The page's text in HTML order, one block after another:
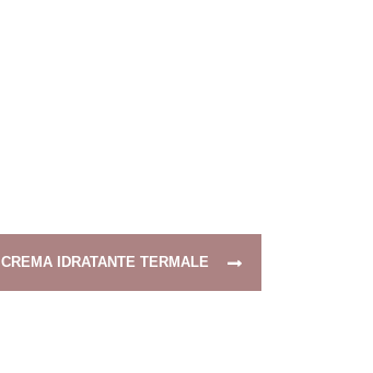
CREMA IDRATANTE TERMALE